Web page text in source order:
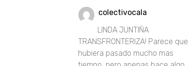
colectivocala
LINDA JUNTIÑA
TRANSFRONTERIZA! Parece que
hubiera pasado mucho mas